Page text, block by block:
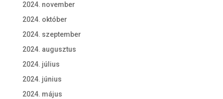
2024. november
2024. október
2024. szeptember
2024. augusztus
2024. július
2024. június
2024. május